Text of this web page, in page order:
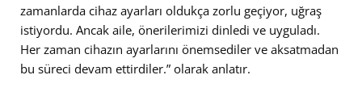
zamanlarda cihaz ayarları oldukça zorlu geçiyor, uğraş
istiyordu. Ancak aile, önerilerimizi dinledi ve uyguladı.
Her zaman cihazın ayarlarını önemsediler ve aksatmadan
bu süreci devam ettirdiler.” olarak anlatır.